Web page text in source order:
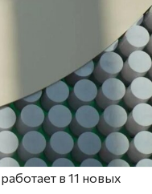
в 11 новых